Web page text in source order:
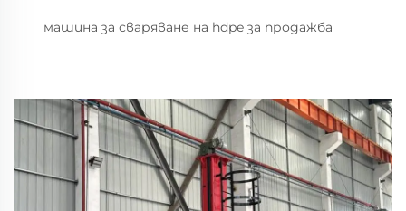
машина за сваряване на hdpe за продажба